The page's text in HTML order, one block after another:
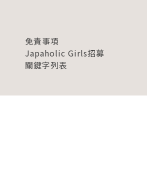
免責事項
Japaholic Girls招募
關鍵字列表